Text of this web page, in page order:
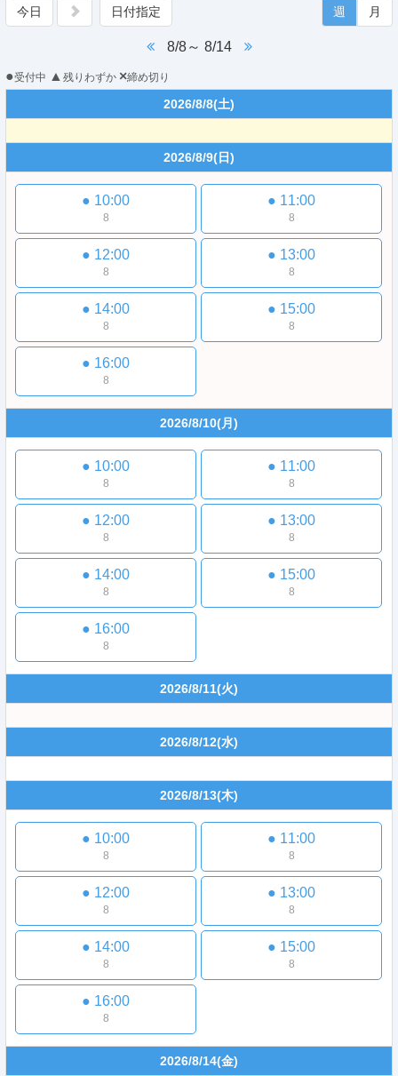
今日 日付指定
8/8～ 8/14
週 月
●受付中 ▲ 残りわずか ×締め切り
2026/8/8(土)
2026/8/9(日)
● 10:00
8
● 11:00
8
● 12:00
8
● 13:00
8
● 14:00
8
● 15:00
8
● 16:00
8
2026/8/10(月)
● 10:00
8
● 11:00
8
● 12:00
8
● 13:00
8
● 14:00
8
● 15:00
8
● 16:00
8
2026/8/11(火)
2026/8/12(水)
2026/8/13(木)
● 10:00
8
● 11:00
8
● 12:00
8
● 13:00
8
● 14:00
8
● 15:00
8
● 16:00
8
2026/8/14(金)